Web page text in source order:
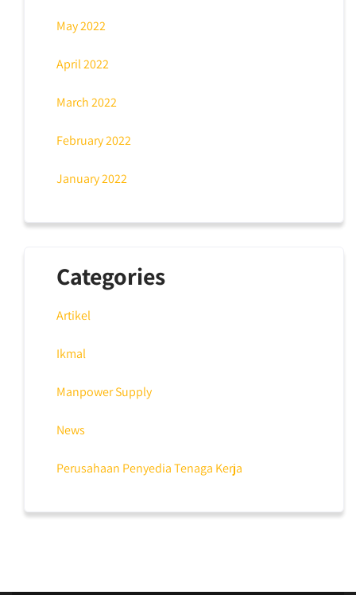
May 2022
April 2022
March 2022
February 2022
January 2022
Categories
Artikel
Ikmal
Manpower Supply
News
Perusahaan Penyedia Tenaga Kerja